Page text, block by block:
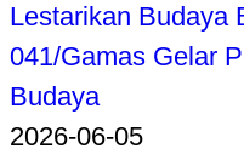
Lestarikan Budaya
041/Gamas Gelar
Budaya
2026-06-05